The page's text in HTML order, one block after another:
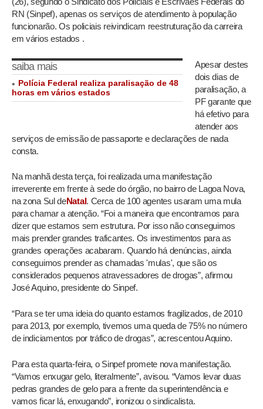
RN (Sinpef), apenas os serviços de atendimento à população
funcionarão. Os policiais reivindicam reestruturação da carreira
em vários estados .
saiba mais
Polícia Federal realiza paralisação de 48
horas em vários estados
Apesar destes
dois dias de
paralisação, a
PF garante que
há efetivo para
atender aos
serviços de emissão de passaporte e declarações de nada
consta.
Na manhã desta terça, foi realizada uma manifestação
irreverente em frente à sede do órgão, no bairro de Lagoa Nova,
na zona Sul deNatal. Cerca de 100 agentes usaram uma mula
para chamar a atenção. “Foi a maneira que encontramos para
dizer que estamos sem estrutura. Por isso não conseguimos
mais prender grandes traficantes. Os investimentos para as
grandes operações acabaram. Quando há denúncias, ainda
conseguimos prender as chamadas 'mulas', que são os
considerados pequenos atravessadores de drogas”, afirmou
José Aquino, presidente do Sinpef.
“Para se ter uma ideia do quanto estamos fragilizados, de 2010
para 2013, por exemplo, tivemos uma queda de 75% no número
de indiciamentos por tráfico de drogas”, acrescentou Aquino.
Para esta quarta-feira, o Sinpef promete nova manifestação.
“Vamos enxugar gelo, literalmente”, avisou. “Vamos levar duas
pedras grandes de gelo para a frente da superintendência e
vamos ficar lá, enxugando”, ironizou o sindicalista.